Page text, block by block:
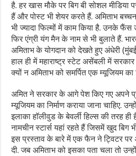
है. हर खास मौके पर बिग बी सोशल मीडिया
हैं और पोस्ट भी शेयर करते हैं. अमिताभ
भी ज्यादा फिल्मों में काम किया है. उनके फैंस
फिर एंग्री यंग मैन के नाम से भी बुलाते हैं.
अमिताभ के योगदान को देखते हुए अंधेरी
हाल ही में महाराष्ट्र स्टेट असेंबली में
क्यों न अमिताभ को समर्पित एक म्यूजियम का
अमित ने सरकार के आगे पेश किए गए अपने
म्यूजियम का निर्माण कराया जाना चाहिए.
इलाका हॉलीवुड के बेवर्ली हिल्स की तरह
नामचीन स्टार्स यहां रहते हैं जिसमें खुद बिग
इस प्रस्ताव के बारे में एक फैन ने ट्विटर पर
दी. जब अमिताभ को इसका पता चला तो